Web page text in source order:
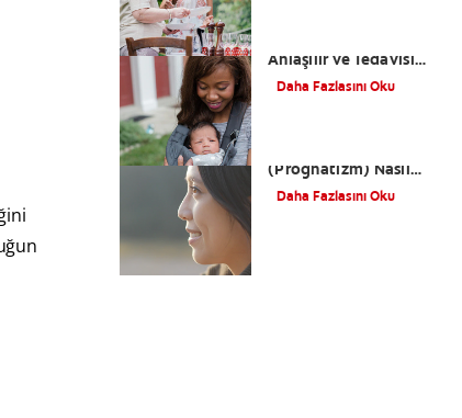
Anlaşılır ve Tedavisi
Nasıl Olur?
Daha Fazlasını Oku
(Prognatizm) Nasıl
Tedavi Edilir?
Daha Fazlasını Oku